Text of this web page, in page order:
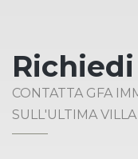
CONTATTA GFA
SULL'ULTIMA